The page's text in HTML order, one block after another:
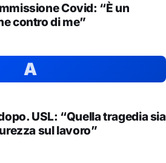
Covid: “È un
contro di me”
A
USL: “Quella tragedia sia
sul lavoro”